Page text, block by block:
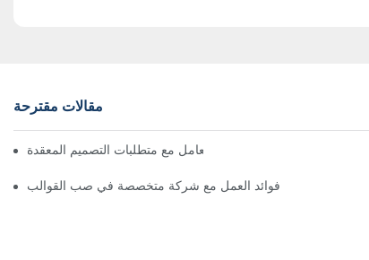
مقالات مقترحة
يمكن لشركات صب القوالب التعامل مع متطلبات التصميم المعقدة
فوائد العمل مع شركة متخصصة في صب القوالب